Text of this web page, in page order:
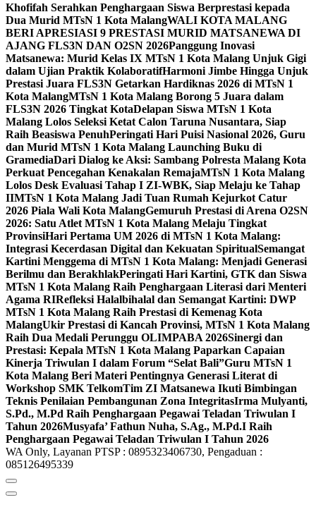
Khofifah Serahkan Penghargaan Siswa Berprestasi kepada
Dua Murid MTsN 1 Kota MalangWALI KOTA MALANG
BERI APRESIASI 9 PRESTASI MURID MATSANEWA DI
AJANG FLS3N DAN O2SN 2026Panggung Inovasi
Matsanewa: Murid Kelas IX MTsN 1 Kota Malang Unjuk Gigi
dalam Ujian Praktik KolaboratifHarmoni Jimbe Hingga Unjuk
Prestasi Juara FLS3N Getarkan Hardiknas 2026 di MTsN 1
Kota MalangMTsN 1 Kota Malang Borong 5 Juara dalam
FLS3N 2026 Tingkat KotaDelapan Siswa MTsN 1 Kota
Malang Lolos Seleksi Ketat Calon Taruna Nusantara, Siap
Raih Beasiswa PenuhPeringati Hari Puisi Nasional 2026, Guru
dan Murid MTsN 1 Kota Malang Launching Buku di
GramediaDari Dialog ke Aksi: Sambang Polresta Malang Kota
Perkuat Pencegahan Kenakalan RemajaMTsN 1 Kota Malang
Lolos Desk Evaluasi Tahap I ZI-WBK, Siap Melaju ke Tahap
IIMTsN 1 Kota Malang Jadi Tuan Rumah Kejurkot Catur
2026 Piala Wali Kota MalangGemuruh Prestasi di Arena O2SN
2026: Satu Atlet MTsN 1 Kota Malang Melaju Tingkat
ProvinsiHari Pertama UM 2026 di MTsN 1 Kota Malang:
Integrasi Kecerdasan Digital dan Kekuatan SpiritualSemangat
Kartini Menggema di MTsN 1 Kota Malang: Menjadi Generasi
Berilmu dan BerakhlakPeringati Hari Kartini, GTK dan Siswa
MTsN 1 Kota Malang Raih Penghargaan Literasi dari Menteri
Agama RIRefleksi Halalbihalal dan Semangat Kartini: DWP
MTsN 1 Kota Malang Raih Prestasi di Kemenag Kota
MalangUkir Prestasi di Kancah Provinsi, MTsN 1 Kota Malang
Raih Dua Medali Perunggu OLIMPABA 2026Sinergi dan
Prestasi: Kepala MTsN 1 Kota Malang Paparkan Capaian
Kinerja Triwulan I dalam Forum “Selat Bali”Guru MTsN 1
Kota Malang Beri Materi Pentingnya Generasi Literat di
Workshop SMK TelkomTim ZI Matsanewa Ikuti Bimbingan
Teknis Penilaian Pembangunan Zona IntegritasIrma Mulyanti,
S.Pd., M.Pd Raih Penghargaan Pegawai Teladan Triwulan I
Tahun 2026Musyafa’ Fathun Nuha, S.Ag., M.Pd.I Raih
Penghargaan Pegawai Teladan Triwulan I Tahun 2026
WA Only, Layanan PTSP : 0895323406730, Pengaduan :
085126495339